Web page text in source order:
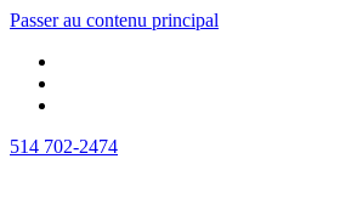
Passer au contenu principal
514 702-2474